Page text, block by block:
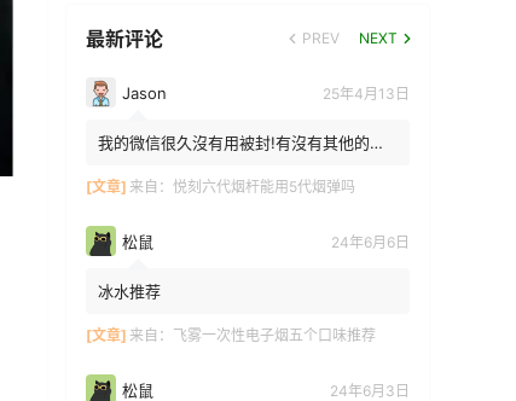
最新评论 PREV NEXT
Jason 25年4月13日
我的微信很久沒有用被封!有沒有其他的方
[文章] 来自： 悦刻六代烟杆能用5代烟弹吗
松鼠 24年6月6日
冰水推荐
[文章] 来自： 飞雾一次性电子烟五个口味推荐
松鼠 24年6月3日